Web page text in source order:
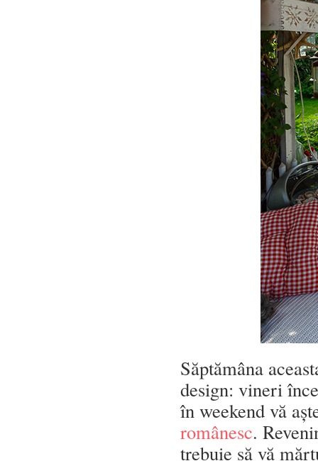
Săptămâna
design: vineri
în weekend vă
românesc.
trebuie să vă